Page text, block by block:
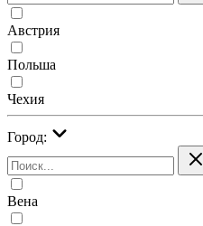
Австрия
Польша
Чехия
Город:
Вена